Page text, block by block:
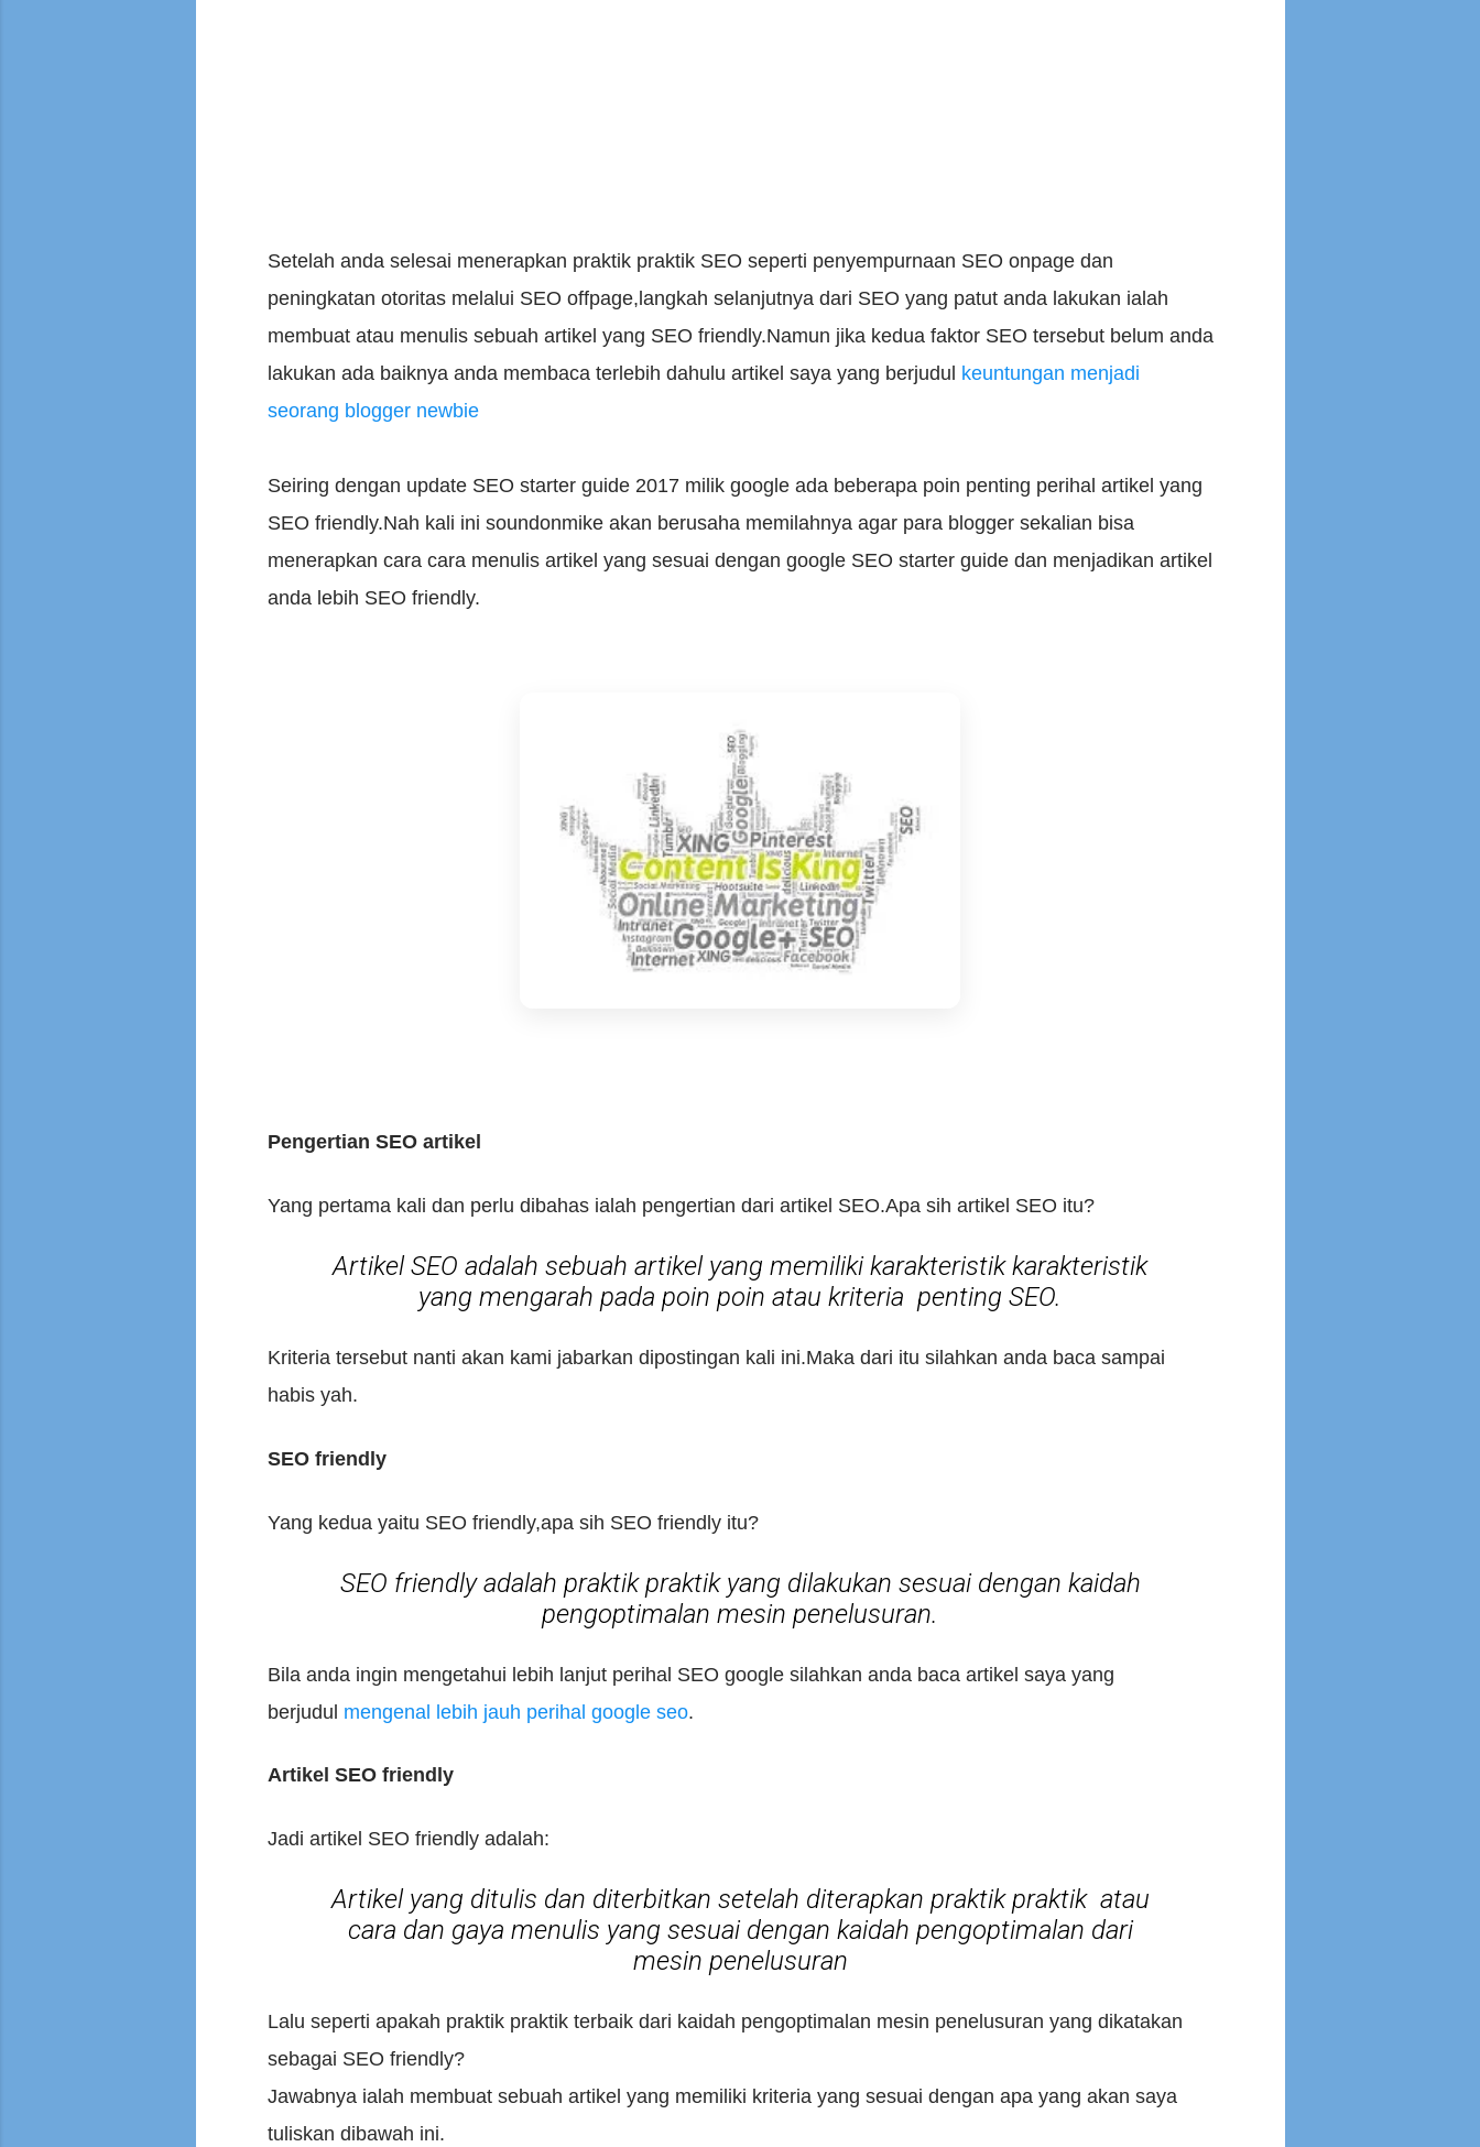
Setelah anda selesai menerapkan praktik praktik SEO seperti penyempurnaan SEO onpage dan
peningkatan otoritas melalui SEO offpage,langkah selanjutnya dari SEO yang patut anda lakukan ialah
membuat atau menulis sebuah artikel yang SEO friendly.Namun jika kedua faktor SEO tersebut belum anda
lakukan ada baiknya anda membaca terlebih dahulu artikel saya yang berjudul keuntungan menjadi
seorang blogger newbie
Seiring dengan update SEO starter guide 2017 milik google ada beberapa poin penting perihal artikel yang
SEO friendly.Nah kali ini soundonmike akan berusaha memilahnya agar para blogger sekalian bisa
menerapkan cara cara menulis artikel yang sesuai dengan google SEO starter guide dan menjadikan artikel
anda lebih SEO friendly.
Pengertian SEO artikel
Yang pertama kali dan perlu dibahas ialah pengertian dari artikel SEO.Apa sih artikel SEO itu?
Artikel SEO adalah sebuah artikel yang memiliki karakteristik karakteristik
yang mengarah pada poin poin atau kriteria penting SEO.
Kriteria tersebut nanti akan kami jabarkan dipostingan kali ini.Maka dari itu silahkan anda baca sampai
habis yah.
SEO friendly
Yang kedua yaitu SEO friendly,apa sih SEO friendly itu?
SEO friendly adalah praktik praktik yang dilakukan sesuai dengan kaidah
pengoptimalan mesin penelusuran.
Bila anda ingin mengetahui lebih lanjut perihal SEO google silahkan anda baca artikel saya yang
berjudul mengenal lebih jauh perihal google seo.
Artikel SEO friendly
Jadi artikel SEO friendly adalah:
Artikel yang ditulis dan diterbitkan setelah diterapkan praktik praktik atau
cara dan gaya menulis yang sesuai dengan kaidah pengoptimalan dari
mesin penelusuran
Lalu seperti apakah praktik praktik terbaik dari kaidah pengoptimalan mesin penelusuran yang dikatakan
sebagai SEO friendly?
Jawabnya ialah membuat sebuah artikel yang memiliki kriteria yang sesuai dengan apa yang akan saya
tuliskan dibawah ini.